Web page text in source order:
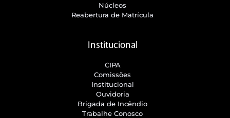
Núcleos
Reabertura de Matrícula
Institucional
CIPA
Comissões
Institucional
Ouvidoria
Brigada de Incêndio
Trabalhe Conosco